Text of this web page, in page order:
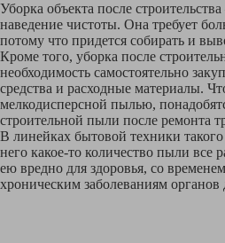
Уборка объекта после
наведение чистоты. Она требует
потому что придется собирать и
Кроме того, уборка после
необходимость самостоятельно
средства и расходные материалы.
мелкодисперсной пылью,
строительной пыли после ремонта
В линейках бытовой техники
него какое-то количество пыли все
ею вредно для здоровья, со
хроническим заболеваниям